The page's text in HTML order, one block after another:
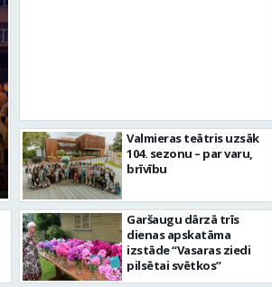
FOTO: Valmieras
Valmieras teātris uzsāk
104. sezonu – par varu,
brīvību
Garšaugu dārzā trīs
dienas apskatāma
izstāde “Vasaras ziedi
pilsētai svētkos”